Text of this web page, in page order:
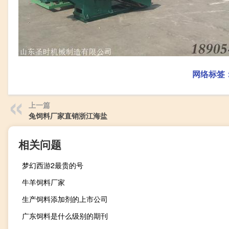
网络标签
上一篇
兔饲料厂家直销浙江海盐
相关问题
梦幻西游2最贵的号
牛羊饲料厂家
生产饲料添加剂的上市公司
广东饲料是什么级别的期刊